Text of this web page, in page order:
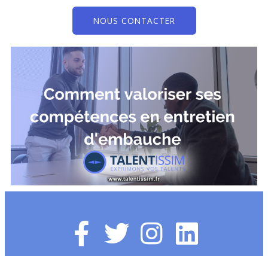
NOUS CONTACTER